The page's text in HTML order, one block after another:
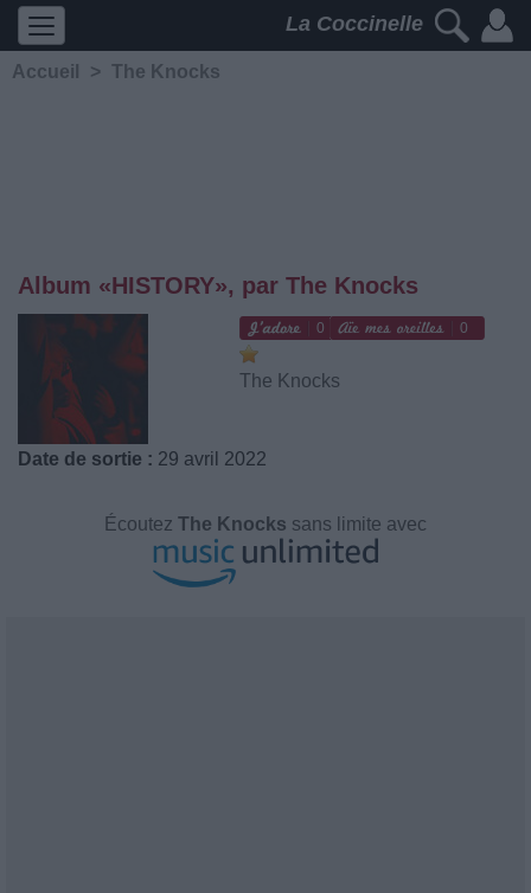
La Coccinelle
Accueil > The Knocks
Album «HISTORY», par The Knocks
0 0
The Knocks
Date de sortie : 29 avril 2022
Écoutez The Knocks sans limite avec